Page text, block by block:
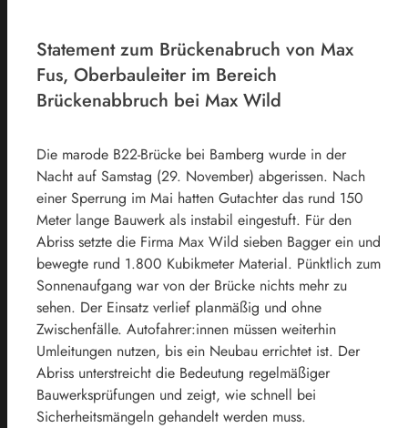
Statement zum Brückenabruch von Max
Fus, Oberbauleiter im Bereich
Brückenabbruch bei Max Wild
Die marode B22-Brücke bei Bamberg wurde in der
Nacht auf Samstag (29. November) abgerissen. Nach
einer Sperrung im Mai hatten Gutachter das rund 150
Meter lange Bauwerk als instabil eingestuft. Für den
Abriss setzte die Firma Max Wild sieben Bagger ein und
bewegte rund 1.800 Kubikmeter Material. Pünktlich zum
Sonnenaufgang war von der Brücke nichts mehr zu
sehen. Der Einsatz verlief planmäßig und ohne
Zwischenfälle. Autofahrer:innen müssen weiterhin
Umleitungen nutzen, bis ein Neubau errichtet ist. Der
Abriss unterstreicht die Bedeutung regelmäßiger
Bauwerksprüfungen und zeigt, wie schnell bei
Sicherheitsmängeln gehandelt werden muss.